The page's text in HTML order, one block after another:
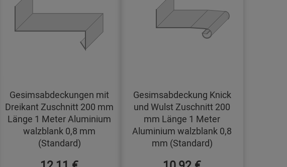
Gesimsabdeckungen mit
Dreikant Zuschnitt 200 mm
Länge 1 Meter Aluminium
walzblank 0,8 mm
(Standard)
Gesimsabdeckung Knick
und Wulst Zuschnitt 200
mm Länge 1 Meter
Aluminium walzblank 0,8
mm (Standard)